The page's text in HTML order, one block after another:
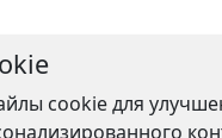
cookie для